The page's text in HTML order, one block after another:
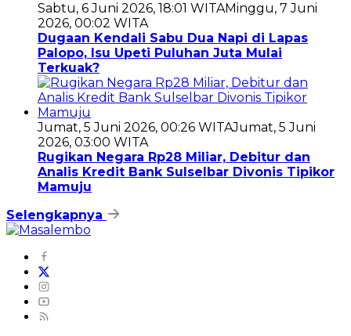
Sabtu, 6 Juni 2026, 18:01 WITAMinggu, 7 Juni
2026, 00:02 WITA
Dugaan Kendali Sabu Dua Napi di Lapas
Palopo, Isu Upeti Puluhan Juta Mulai
Terkuak?
Jumat, 5 Juni 2026, 00:26 WITAJumat, 5 Juni
2026, 03:00 WITA
Rugikan Negara Rp28 Miliar, Debitur dan
Analis Kredit Bank Sulselbar Divonis Tipikor
Mamuju
Selengkapnya